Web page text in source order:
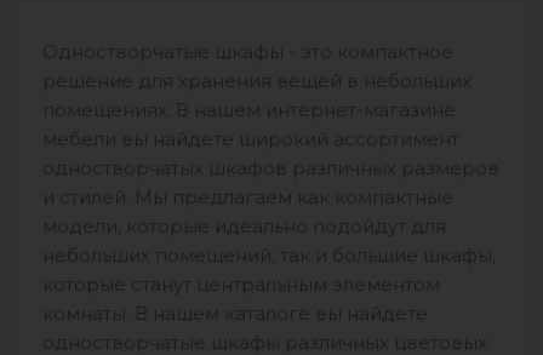
Одностворчатые шкафы - это компактное
решение для хранения вещей в небольших
помещениях. В нашем интернет-магазине
мебели вы найдете широкий ассортимент
одностворчатых шкафов различных размеров
и стилей. Мы предлагаем как компактные
модели, которые идеально подойдут для
небольших помещений, так и большие шкафы,
которые станут центральным элементом
комнаты. В нашем каталоге вы найдете
одностворчатые шкафы различных цветовых